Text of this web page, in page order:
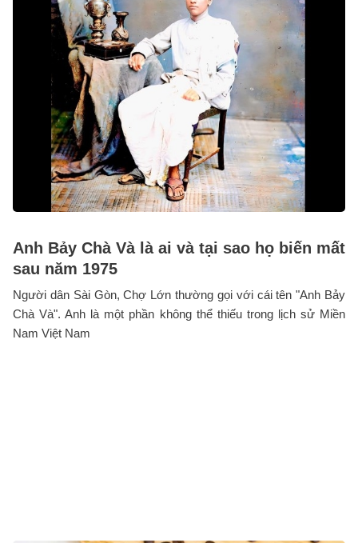
Anh Bảy Chà Và là ai và tại sao họ biến mất
sau năm 1975
Người dân Sài Gòn, Chợ Lớn thường gọi với cái tên "Anh Bảy
Chà Và". Anh là một phần không thể thiếu trong lịch sử Miền
Nam Việt Nam